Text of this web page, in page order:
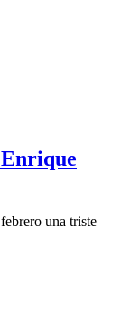
una triste